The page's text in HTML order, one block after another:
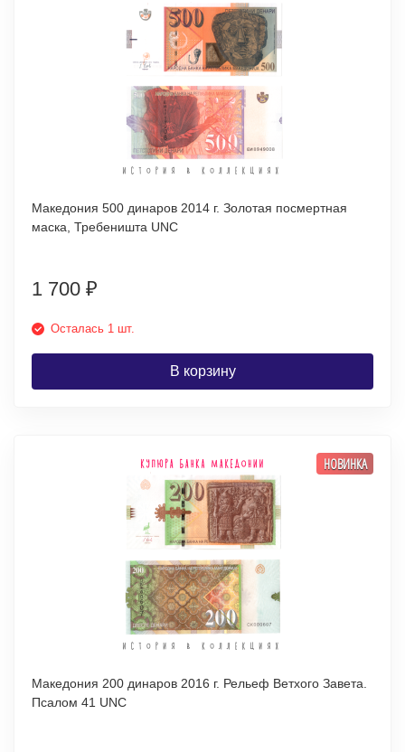
Македония 500 динаров 2014 г. Золотая посмертная
маска, Требеништа UNC
1 700 ₽
Осталась 1 шт.
В корзину
НОВИНКА
Македония 200 динаров 2016 г. Рельеф Ветхого Завета.
Псалом 41 UNC